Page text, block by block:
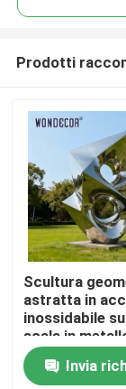
Prodotti
Chi siamo
Prodotti
Scultura
astratta in
inossidabile
scala in
parchi
Invia